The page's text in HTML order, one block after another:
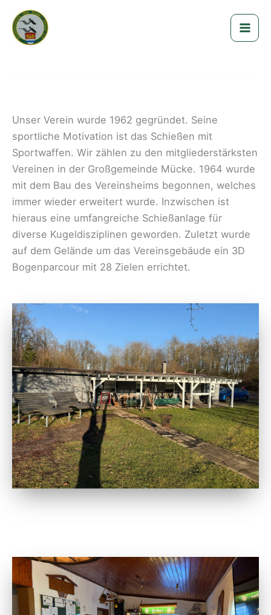
Inhalt
springen
Unser Verein wurde 1962 gegründet. Seine
sportliche Motivation ist das Schießen mit
Sportwaffen. Wir zählen zu den mitgliederstärksten
Vereinen in der Großgemeinde Mücke. 1964 wurde
mit dem Bau des Vereinsheims begonnen, welches
immer wieder erweitert wurde. Inzwischen ist
hieraus eine umfangreiche Schießanlage für
diverse Kugeldisziplinen geworden. Zuletzt wurde
auf dem Gelände um das Vereinsgebäude ein 3D
Bogenparcour mit 28 Zielen errichtet.